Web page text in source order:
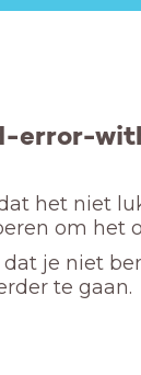
error-
het niet
om het
je niet
te gaan.